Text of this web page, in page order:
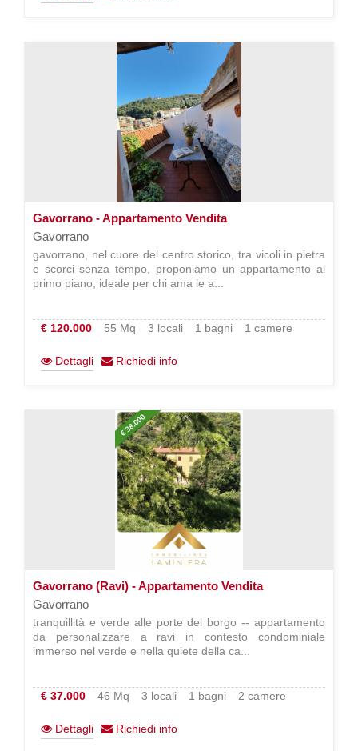
Gavorrano - Appartamento Vendita
Gavorrano
gavorrano, nel cuore del centro storico, tra vicoli in pietra
e scorci senza tempo, proponiamo un appartamento al
primo piano, ideale per chi ama le a...
€ 120.000 55 Mq 3 locali 1 bagni 1 camere
Dettagli Richiedi info
Gavorrano (Ravi) - Appartamento Vendita
Gavorrano
tranquillità e verde alle porte del borgo -- appartamento
da personalizzare a ravi in contesto condominiale
immerso nel verde e nella quiete della ca...
€ 37.000 46 Mq 3 locali 1 bagni 2 camere
Dettagli Richiedi info